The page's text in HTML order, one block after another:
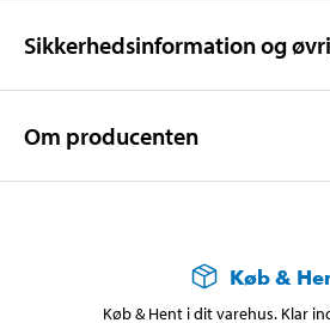
Sikkerhedsinformation og
Om producenten
Køb &
Køb & Hent i dit varehus. Klar